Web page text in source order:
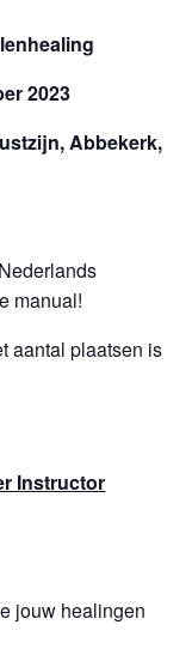
2023
Abbekerk,
manual!
aantal plaatsen is
Instructor
jouw healingen